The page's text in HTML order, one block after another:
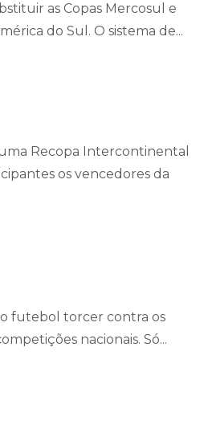
as Copas Mercosul e
do Sul. O sistema de...
Recopa Intercontinental
os vencedores da
futebol torcer contra os
nacionais. Só...